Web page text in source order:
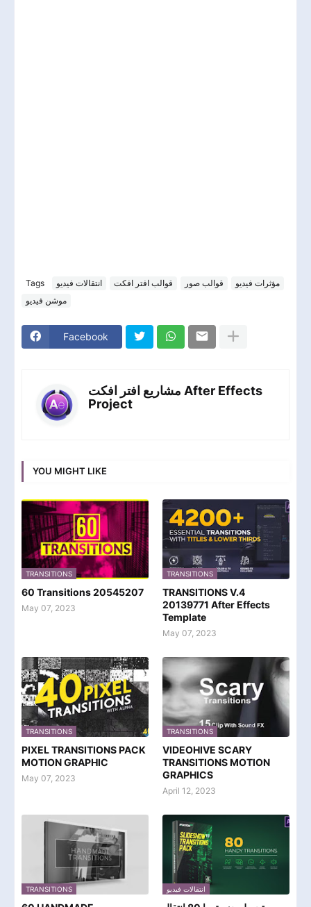
Tags انتقالات فيديو قوالب افتر افكت قوالب صور
مؤثرات فيديو
موشن فيديو
Facebook
مشاريع افتر افكت After Effects
Project
YOU MIGHT LIKE
TRANSITIONS
60 Transitions 20545207
May 07, 2023
TRANSITIONS
TRANSITIONS V.4
20139771 After Effects
Template
May 07, 2023
TRANSITIONS
PIXEL TRANSITIONS PACK
MOTION GRAPHIC
May 07, 2023
TRANSITIONS
VIDEOHIVE SCARY
TRANSITIONS MOTION
GRAPHICS
April 12, 2023
TRANSITIONS انتقالات فيديو